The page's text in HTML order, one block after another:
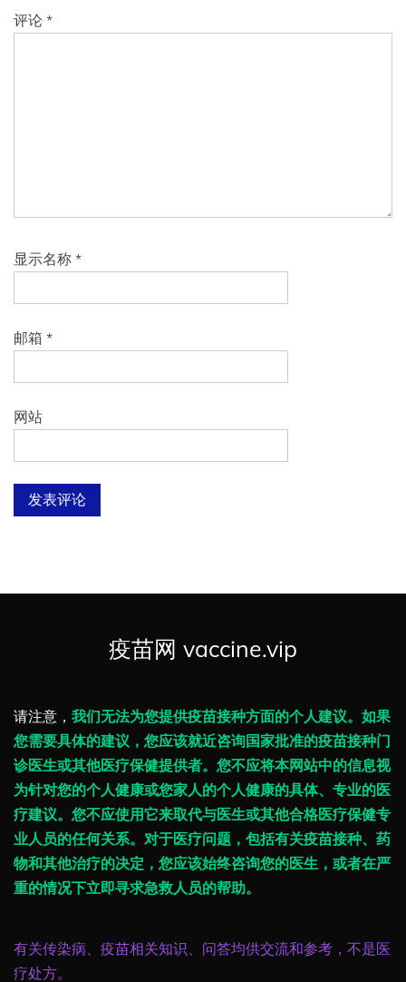
评论 *
显示名称 *
邮箱 *
网站
疫苗网 vaccine.vip
请注意， 我们无法为您提供疫苗接种方面的个人建议。如果
您需要具体的建议，您应该就近咨询国家批准的疫苗接种门
诊医生或其他医疗保健提供者。您不应将本网站中的信息视
为针对您的个人健康或您家人的个人健康的具体、专业的医
疗建议。您不应使用它来取代与医生或其他合格医疗保健专
业人员的任何关系。对于医疗问题，包括有关疫苗接种、药
物和其他治疗的决定，您应该始终咨询您的医生，或者在严
重的情况下立即寻求急救人员的帮助。
有关传染病、疫苗相关知识、问答均供交流和参考，不是医
疗处方。